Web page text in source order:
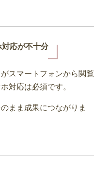
対応が不十分
スマートフォンから閲覧
対応は必須です。
まま成果につながりま